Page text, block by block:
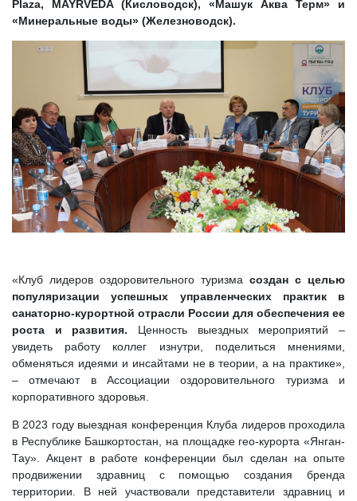
Plaza, MAYRVEDA (Кисловодск), «Машук Аква Терм» и
«Минеральные воды» (Железноводск).
«Клуб лидеров оздоровительного туризма создан с целью
популяризации успешных управленческих практик в
санаторно-курортной отрасли России для обеспечения ее
роста и развития. Ценность выездных мероприятий –
увидеть работу коллег изнутри, поделиться мнениями,
обменяться идеями и инсайтами не в теории, а на практике»,
– отмечают в Ассоциации оздоровительного туризма и
корпоративного здоровья.
В 2023 году выездная конференция Клуба лидеров проходила
в Республике Башкортостан, на площадке гео-курорта «Янган-
Тау». Акцент в работе конференции был сделан на опыте
продвижении здравниц с помощью создания бренда
территории. В ней участвовали представители здравниц и